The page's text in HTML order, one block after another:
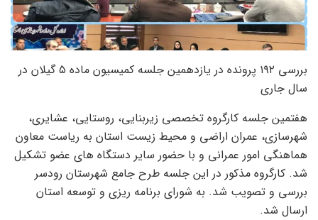
بررسی ۱۹۲ پرونده در یازدهمین جلسه کمیسیون ماده ۵ گیلان در
سال جاری
هفتمین جلسه کارگروه تخصصی زیربنایی، روستایی، عشایری،
شهرسازی، عمران اراضی و محیط زیست استان به ریاست معاون
هماهنگی امور عمرانی و با حضور سایر دستگاه های عضو تشکیل
شد. کارگروه مذکور در این جلسه طرح جامع شهرستان رودسر
بررسی و تصویب شد. به شورای برنامه ریزی و توسعه استان
ارسال شد.